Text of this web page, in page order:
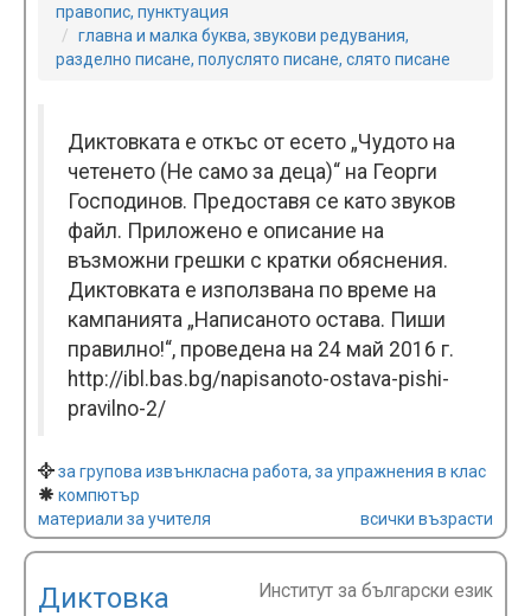
правопис, пунктуация
главна и малка буква, звукови редувания,
разделно писане, полуслято писане, слято писане
Диктовката е откъс от есето „Чудото на
четенето (Не само за деца)“ на Георги
Господинов. Предоставя се като звуков
файл. Прилoжено e описание на
възможни грешки с кратки обяснения.
Диктовката е използвана по време на
кампанията „Написаното остава. Пиши
правилно!“, проведена на 24 май 2016 г.
http://ibl.bas.bg/napisanoto-ostava-pishi-
pravilno-2/
за групова извънкласна работа, за упражнения в клас
компютър
материали за учителя
всички възрасти
Диктовка Институт за български език